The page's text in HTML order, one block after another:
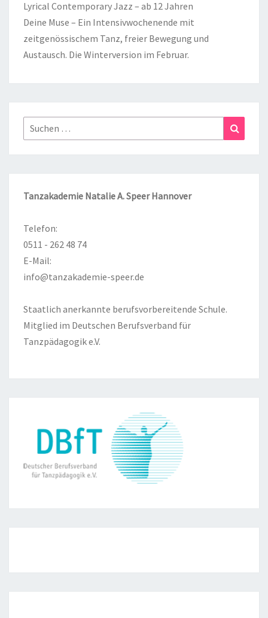
Lyrical Contemporary Jazz – ab 12 Jahren
Deine Muse – Ein Intensivwochenende mit
zeitgenössischem Tanz, freier Bewegung und
Austausch. Die Winterversion im Februar.
Suchen
nach:
Tanzakademie Natalie A. Speer Hannover
Telefon:
0511 - 262 48 74
E-Mail:
info@tanzakademie-speer.de
Staatlich anerkannte berufsvorbereitende Schule.
Mitglied im Deutschen Berufsverband für
Tanzpädagogik e.V.